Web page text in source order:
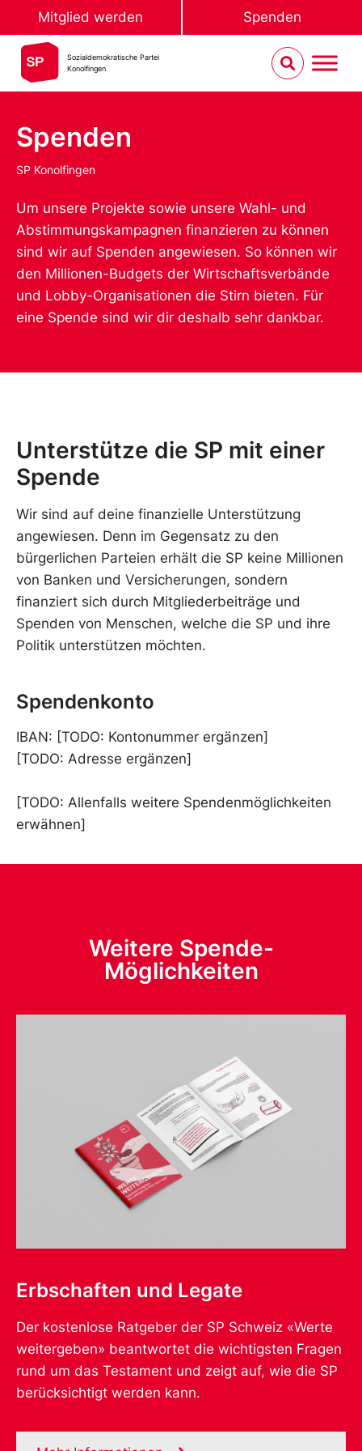
Mitglied werden Spenden
Sozialdemokratische Partei
Konolfingen
Spenden
SP Konolfingen
Um unsere Projekte sowie unsere Wahl- und
Abstimmungskampagnen finanzieren zu können
sind wir auf Spenden angewiesen. So können wir
den Millionen-Budgets der Wirtschaftsverbände
und Lobby-Organisationen die Stirn bieten. Für
eine Spende sind wir dir deshalb sehr dankbar.
Unterstütze die SP mit einer
Spende
Wir sind auf deine finanzielle Unterstützung
angewiesen. Denn im Gegensatz zu den
bürgerlichen Parteien erhält die SP keine Millionen
von Banken und Versicherungen, sondern
finanziert sich durch Mitgliederbeiträge und
Spenden von Menschen, welche die SP und ihre
Politik unterstützen möchten.
Spendenkonto
IBAN: [TODO: Kontonummer ergänzen]
[TODO: Adresse ergänzen]
[TODO: Allenfalls weitere Spendenmöglichkeiten
erwähnen]
Weitere Spende-
Möglichkeiten
Erbschaften und Legate
Der kostenlose Ratgeber der SP Schweiz «Werte
weitergeben» beantwortet die wichtigsten Fragen
rund um das Testament und zeigt auf, wie die SP
berücksichtigt werden kann.